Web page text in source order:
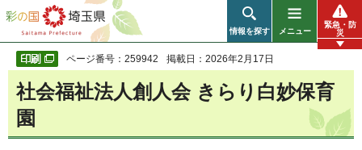
彩の国 埼玉県
情報を探す メニュー
緊急・防
災
ページ番号：259942 掲載日：2026年2月17日
社会福祉法人創人会 きらり白妙保育
園